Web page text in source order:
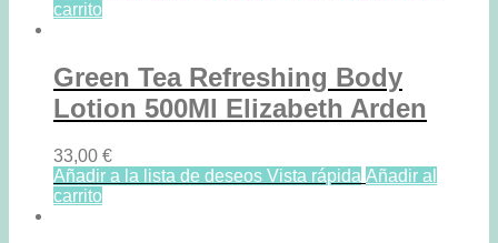
carrito
Green Tea Refreshing Body
Lotion 500Ml Elizabeth Arden
33,00 €
Añadir a la lista de deseos Vista rápida Añadir al
carrito